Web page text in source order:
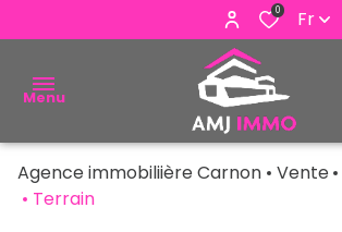
0 Fr
Menu
ACHETER
Agence immobiliière Carnon Vente
Terrain